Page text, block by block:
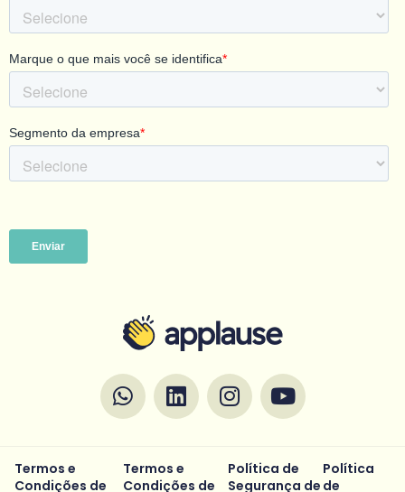
Termos e
Condições de
Termos e
Condições de
Política de
Segurança de
Política
de